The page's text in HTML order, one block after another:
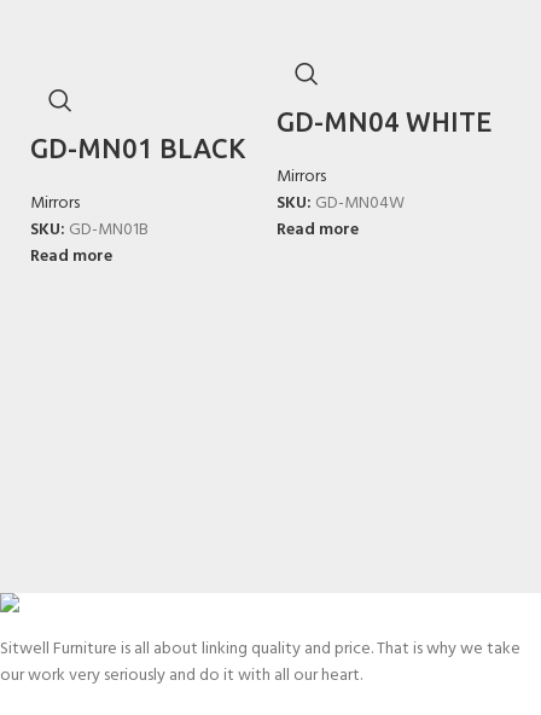
GD-MN01 BLACK
Mirrors
SKU: GD-MN01B
Read more
GD-MN04 WHITE
Mirrors
SKU: GD-MN04W
Read more
Sitwell Furniture is all about linking quality and price. That is why we take
our work very seriously and do it with all our heart.